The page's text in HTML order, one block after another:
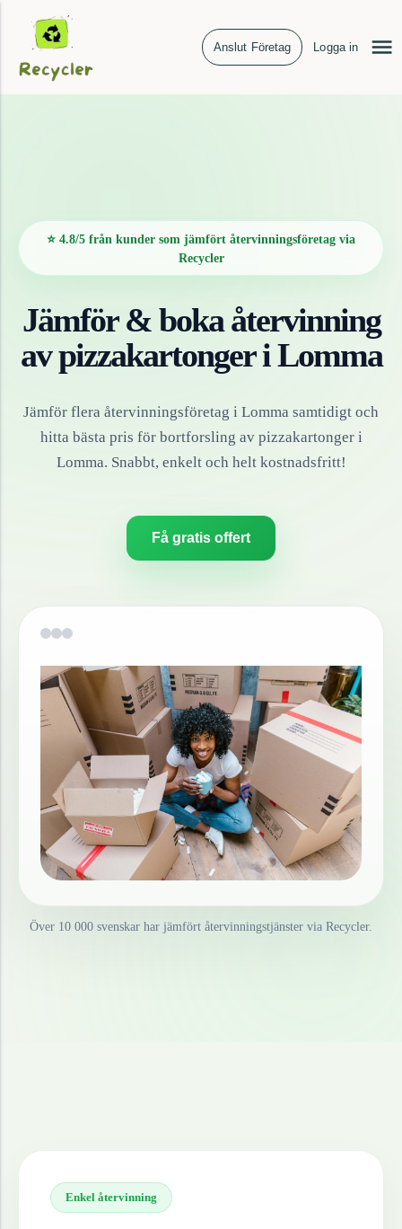
Anslut Företag Logga in
⭐ 4.8/5 från kunder som jämfört återvinningsföretag via
Recycler
Jämför & boka återvinning
avpizzakartongeriLomma
Jämför flera återvinningsföretag i Lomma samtidigt och
hitta bästa pris för bortforsling av pizzakartongeri
Lomma. Snabbt, enkelt och helt kostnadsfritt!
Få gratis offert
Över 10 000 svenskar har jämfört återvinningstjänster via Recycler.
Enkel återvinning